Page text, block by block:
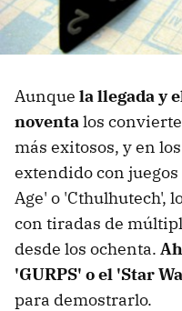
Aunque la llegada y
noventalos
más exitosos, y en
extendido con
Age' o 'Cthulhutech',
con tiradas de
desde los ochenta.
'GURPS' o el 'Star
para demostrarlo.